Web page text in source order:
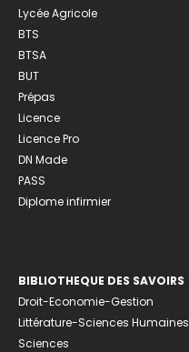
Lycée Agricole
BTS
BTSA
BUT
Prépas
Licence
Licence Pro
DN Made
PASS
Diplome infirmier
BIBLIOTHEQUE DES SAVOIRS
Droit-Economie-Gestion
Littérature-Sciences Humaines
Sciences